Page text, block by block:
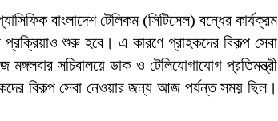
বিতরন
দুর্নীতি
বাংলাদেশ টেলিকম (সিটিসেল) বন্ধের কার্যক্রম
প্রক্রিয়াও শুরু হবে। এ কারণে গ্রাহকদের বিকল্প সেবা
সচিবালয়ে ডাক ও টেলিযোগাযোগ প্রতিমন্ত্রী
বিকল্প সেবা নেওয়ার জন্য আজ পর্যন্ত সময় ছিল।